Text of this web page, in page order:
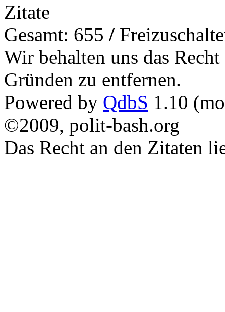
Zitate
Gesamt: 655 /
Wir behalten uns das
Gründen zu entfernen.
Powered by QdbS 1.10
©2009, polit-bash.org
Das Recht an den Zitaten